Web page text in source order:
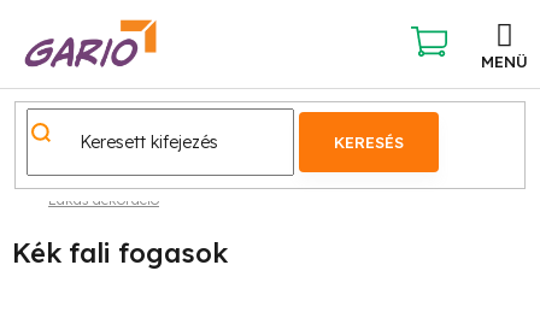
KERESÉS
KOSÁR
Lakás dekoráció
Kék fali fogasok